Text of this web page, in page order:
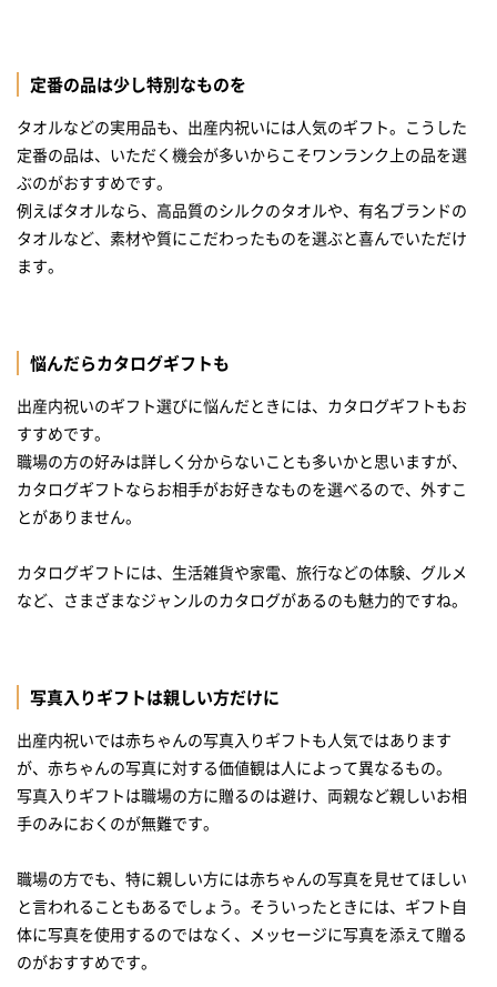
定番の品は少し特別なものを
タオルなどの実用品も、出産内祝いには人気のギフト。こうした
定番の品は、いただく機会が多いからこそワンランク上の品を選
ぶのがおすすめです。
例えばタオルなら、高品質のシルクのタオルや、有名ブランドの
タオルなど、素材や質にこだわったものを選ぶと喜んでいただけ
ます。
悩んだらカタログギフトも
出産内祝いのギフト選びに悩んだときには、カタログギフトもお
すすめです。
職場の方の好みは詳しく分からないことも多いかと思いますが、
カタログギフトならお相手がお好きなものを選べるので、外すこ
とがありません。
カタログギフトには、生活雑貨や家電、旅行などの体験、グルメ
など、さまざまなジャンルのカタログがあるのも魅力的ですね。
写真入りギフトは親しい方だけに
出産内祝いでは赤ちゃんの写真入りギフトも人気ではあります
が、赤ちゃんの写真に対する価値観は人によって異なるもの。
写真入りギフトは職場の方に贈るのは避け、両親など親しいお相
手のみにおくのが無難です。
職場の方でも、特に親しい方には赤ちゃんの写真を見せてほしい
と言われることもあるでしょう。そういったときには、ギフト自
体に写真を使用するのではなく、メッセージに写真を添えて贈る
のがおすすめです。